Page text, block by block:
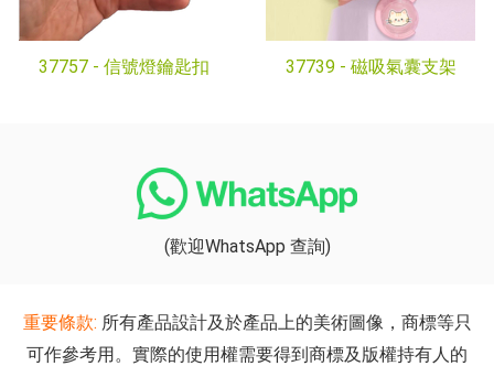
37757 - 信號燈鑰匙扣 37739 - 磁吸氣囊支架
(歡迎WhatsApp 查詢)
重要條款: 所有產品設計及於產品上的美術圖像，商標等只
可作參考用。實際的使用權需要得到商標及版權持有人的